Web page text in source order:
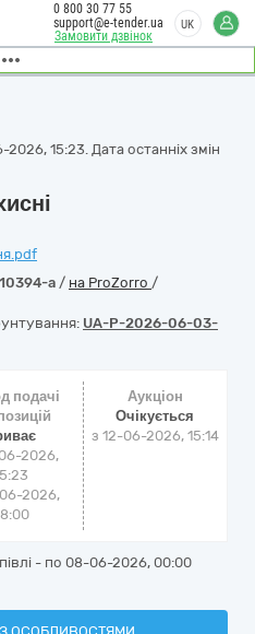
Замовити дзвінок
0 800 30 77 55
support@e-tender.ua
UK
15:23. Дата останніх змін
a / на ProZorro /
UA-P-2026-06-03-
подачі
2026,
2026,
Аукціон
Очікується
з 12-06-2026, 15:14
- по 08-06-2026, 00:00